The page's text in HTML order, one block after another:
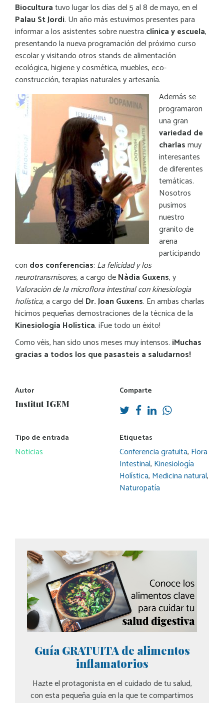
Autor
Institut IGEM
Comparte
Tipo de entrada
Noticias
Etiquetas
Conferencia gratuita, Flora
Intestinal, Kinesiología
Holística, Medicina natural,
Naturopatía
Bioculturatuvo lugar los días del 5 al 8 de mayo, en el
Palau St Jordi. Un año más estuvimos presentes para
informar a los asistentes sobre nuestra clínica y escuela,
presentando la nueva programación del próximo curso
escolar y visitando otros stands de alimentación
ecológica, higiene y cosmética, muebles, eco-
construcción, terapias naturales y artesanía.
Además se
programaron
una gran
variedad de
charlasmuy
interesantes
de diferentes
temáticas.
Nosotros
pusimos
nuestro
granito de
arena
participando
con dos conferencias: La felicidad y los
neurotransmisores, a cargo deNàdia Guxens, y
Valoración de la microflora intestinal con kinesiología
holística, a cargo del Dr. Joan Guxens. En ambas charlas
hicimos pequeñas demostraciones de la técnica de la
Kinesiología Holística. ¡Fue todo un éxito!
Como véis, han sido unos meses muy intensos. ¡Muchas
gracias a todos los que pasasteis a saludarnos!
Guía GRATUITA de alimentos
inflamatorios
Hazte el protagonista en el cuidado de tu salud,
con esta pequeña guía en la que te compartimos